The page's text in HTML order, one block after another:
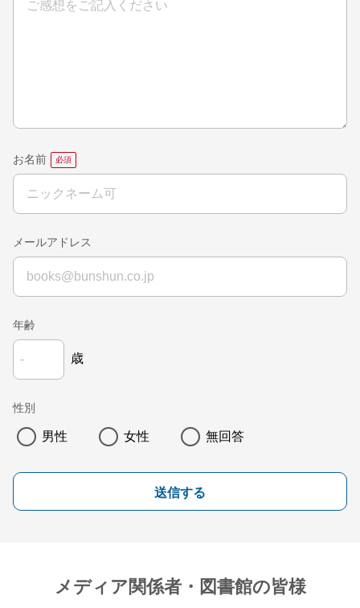
お名前
メールアドレス
年齢
歳
性別
男性 女性 無回答
送信する
メディア関係者・図書館の皆様